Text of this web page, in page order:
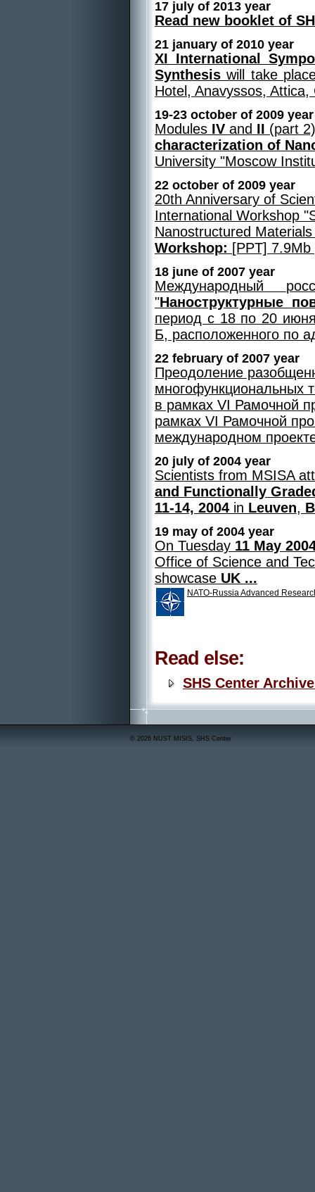
17 july of 2013 year
Read new booklet of
21 january of 2010 year
XI International
Synthesis will take
Hotel, Anavyssos,
19-23 october of 2009 year
Modules IV and II (part
characterization of
University "Moscow
22 october of 2009 year
20th Anniversary of
International Workshop
Nanostructured
Workshop: [PPT]
18 june of 2007 year
Международный
"Наноструктурные
период с 18 по 20
Б, расположенного по
22 february of 2007 year
Преодоление
многофункциональных
в рамках VI Рамочной
рамках VI Рамочной
международном
20 july of 2004 year
Scientists from MSISA
and Functionally
11-14, 2004 in Leuven,
19 may of 2004 year
On Tuesday 11 May
Office of Science and
showcase UK ...
NATO-Russia Advanced
Read else:
SHS Center
© 2026 NUST MISIS, SHS Center